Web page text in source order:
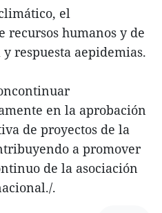
el
recursos humanos y de
respuesta aepidemias.
en la aprobación
de proyectos de la
a promover
de la asociación
.